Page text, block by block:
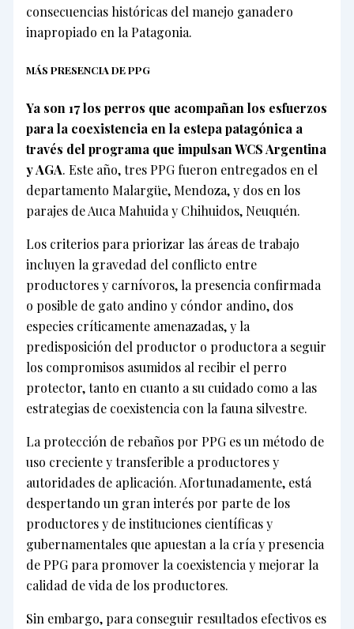
consecuencias históricas del manejo ganadero
inapropiado en la Patagonia.
MÁS PRESENCIA DE PPG
Ya son 17 los perros que acompañan los esfuerzos
para la coexistencia en la estepa patagónica a
través del programa que impulsan WCS Argentina
y AGA. Este año, tres PPG fueron entregados en el
departamento Malargüe, Mendoza, y dos en los
parajes de Auca Mahuida y Chihuidos, Neuquén.
Los criterios para priorizar las áreas de trabajo
incluyen la gravedad del conflicto entre
productores y carnívoros, la presencia confirmada
o posible de gato andino y cóndor andino, dos
especies críticamente amenazadas, y la
predisposición del productor o productora a seguir
los compromisos asumidos al recibir el perro
protector, tanto en cuanto a su cuidado como a las
estrategias de coexistencia con la fauna silvestre.
La protección de rebaños por PPG es un método de
uso creciente y transferible a productores y
autoridades de aplicación. Afortunadamente, está
despertando un gran interés por parte de los
productores y de instituciones científicas y
gubernamentales que apuestan a la cría y presencia
de PPG para promover la coexistencia y mejorar la
calidad de vida de los productores.
Sin embargo, para conseguir resultados efectivos es